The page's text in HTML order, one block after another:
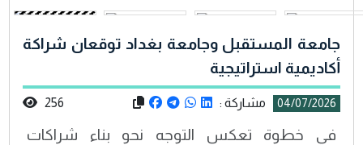
جامعة المستقبل وجامعة بغداد توقعان شراكة
أكاديمية استراتيجية
04/07/2026 مشاركة : 256
في خطوة تعكس التوجه نحو بناء شراكات